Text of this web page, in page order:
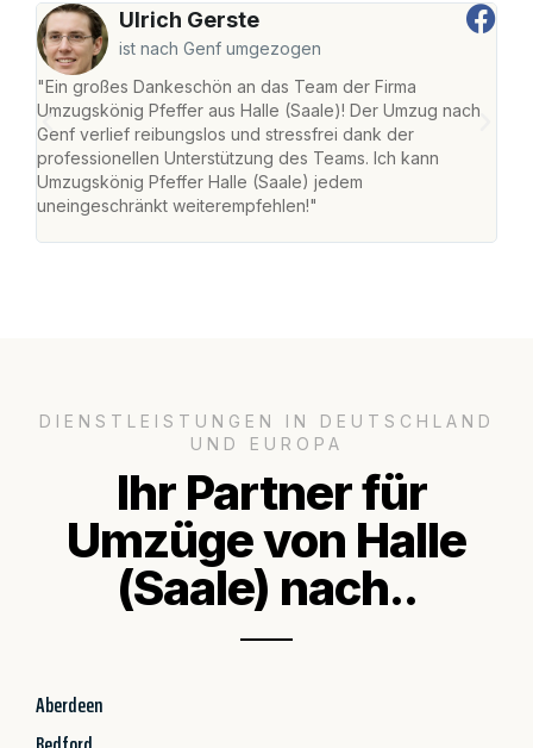
Ulrich Gerste
ist nach Genf umgezogen
"Ein großes Dankeschön an das Team der Firma
Umzugskönig Pfeffer aus Halle (Saale)! Der Umzug nach
Genf verlief reibungslos und stressfrei dank der
professionellen Unterstützung des Teams. Ich kann
Umzugskönig Pfeffer Halle (Saale) jedem
uneingeschränkt weiterempfehlen!"
DIENSTLEISTUNGEN IN DEUTSCHLAND
UND EUROPA
Ihr Partner für
Umzüge von Halle
(Saale) nach..
Aberdeen